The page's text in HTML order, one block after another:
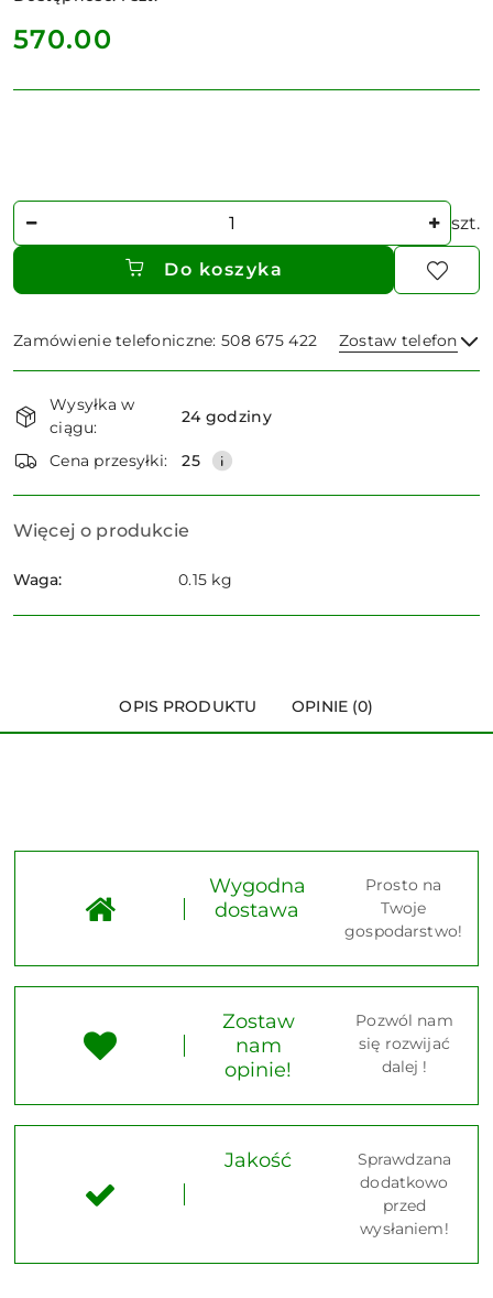
cena:
570.00
Ilość szt.
Do koszyka
Zamówienie telefoniczne: 508 675 422 Zostaw telefon
i
dostawa
Wysyłka w
ciągu:
24 godziny
Cena przesyłki: 25
Więcej o produkcie
Waga: 0.15 kg
OPIS PRODUKTU OPINIE (0)
Wygodna
dostawa
Prosto na
Twoje
gospodarstwo!
Zostaw
nam
opinie!
Pozwól nam
się rozwijać
dalej !
Jakość
Sprawdzana
dodatkowo
przed
wysłaniem!